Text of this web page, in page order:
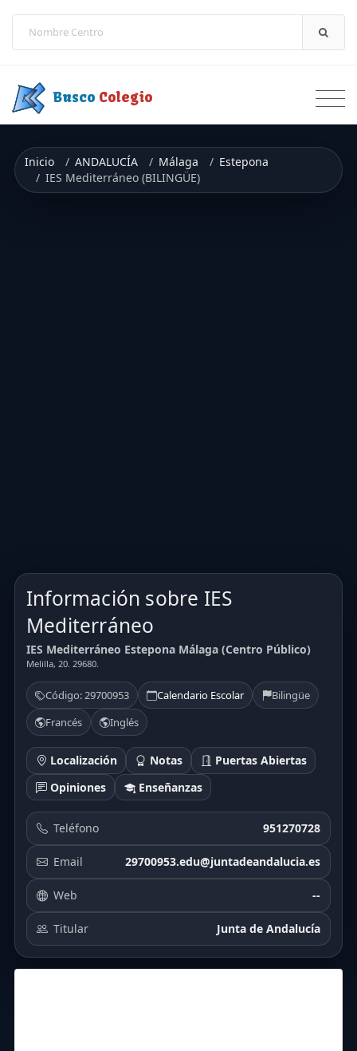
Busco Colegio
Inicio ANDALUCÍA Málaga
Estepona
IES Mediterráneo (BILINGÜE)
Información sobre IES
Mediterráneo
IES Mediterráneo Estepona Málaga (Centro Público)
Melilla, 20. 29680.
Código: 29700953 Calendario Escolar
Bilingüe
Francés
Inglés
Localización Notas
Puertas Abiertas
Opiniones
Enseñanzas
Teléfono 951270728
Email 29700953.edu@juntadeandalucia.es
Web --
Titular Junta de Andalucía